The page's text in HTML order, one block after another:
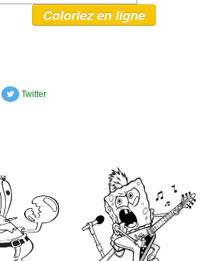
Coloriez en ligne
Twitter